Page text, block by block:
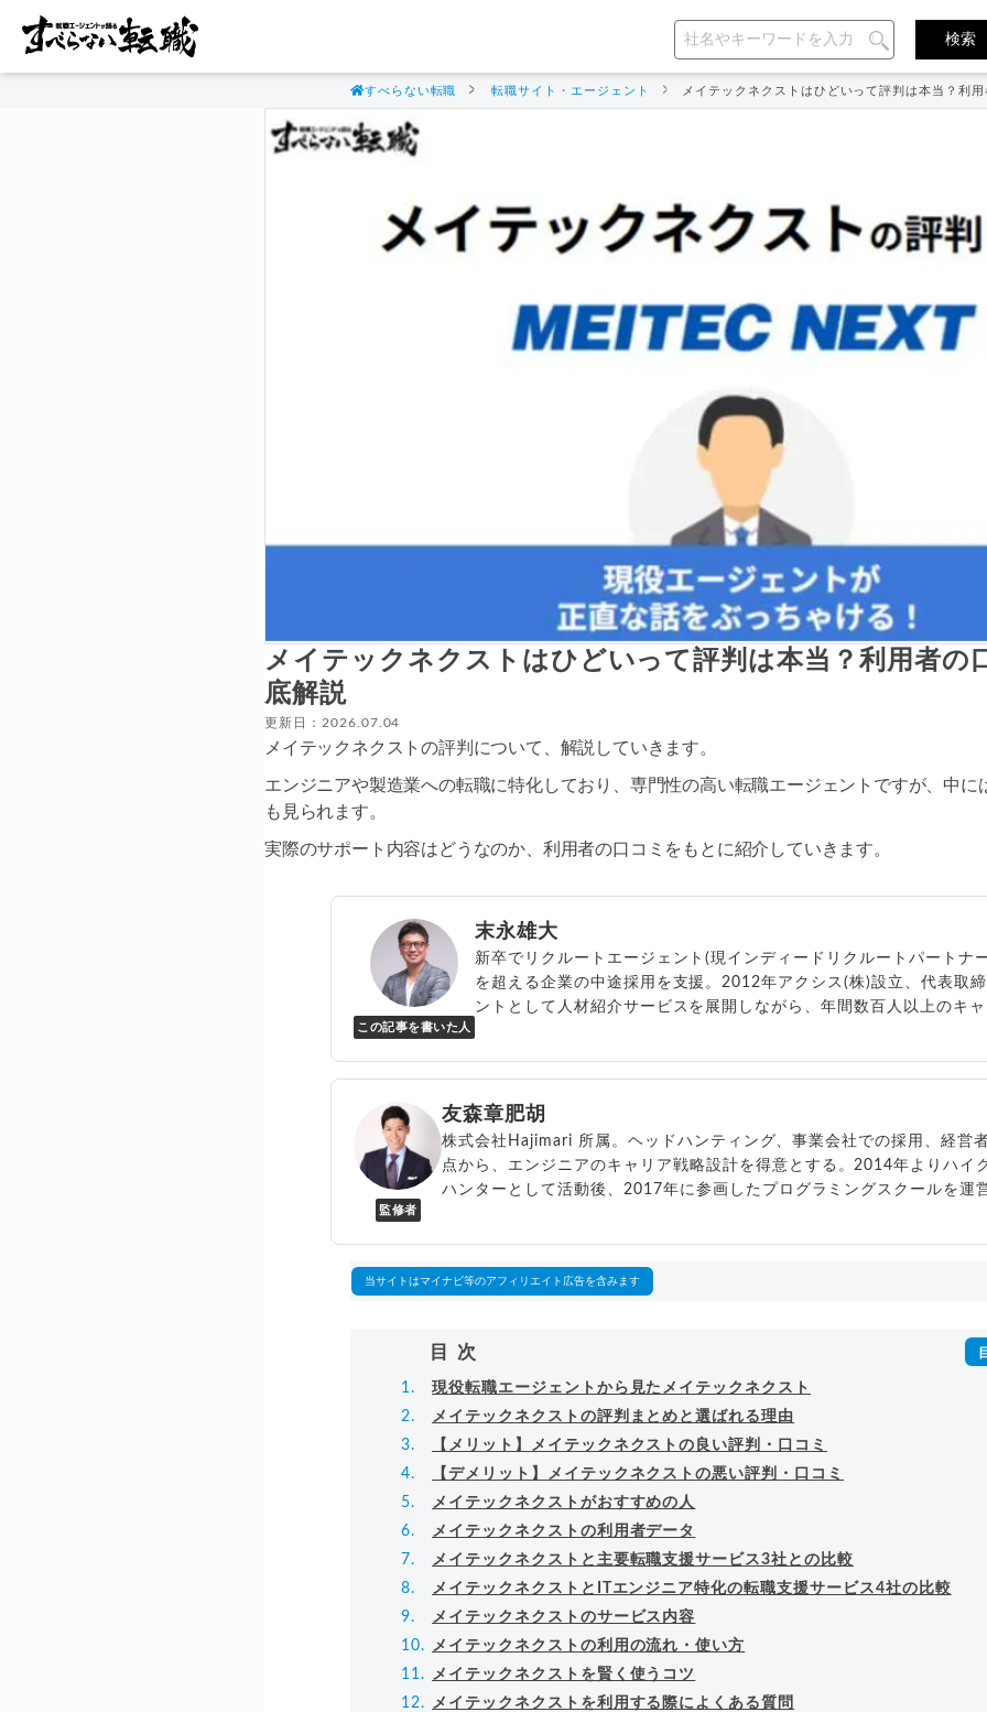
すべらない転職 転職サイト・エージェント メイテックネクストはひどいって評判は本当？利
メイテックネクストはひどいって評判は本当？利用者の
底解説
更新日：2026.07.04
メイテックネクストの評判について、解説していきます。
エンジニアや製造業への転職に特化しており、専門性の高い転職エージェントですが、中に
も見られます。
実際のサポート内容はどうなのか、利用者の口コミをもとに紹介していきます。
この記事を書いた人
末永雄大
新卒でリクルートエージェント(現インディードリクルートパートナ
を超える企業の中途採用を支援。2012年アクシス(株)設立、代表取
ントとして人材紹介サービスを展開しながら、年間数百人以上のキ
▸詳細プロフィール（amazon）
監修者
友森章肥胡
株式会社Hajimari 所属。ヘッドハンティング、事業会社での採用、経営
点から、エンジニアのキャリア戦略設計を得意とする。2014年よりハイ
ハンターとして活動後、2017年に参画したプログラミングスクールを運
当サイトはマイナビ等のアフィリエイト広告を含みます
目次
現役転職エージェントから見たメイテックネクスト
メイテックネクストの評判まとめと選ばれる理由
【メリット】メイテックネクストの良い評判・口コミ
【デメリット】メイテックネクストの悪い評判・口コミ
メイテックネクストがおすすめの人
メイテックネクストの利用者データ
メイテックネクストと主要転職支援サービス3社との比較
メイテックネクストとITエンジニア特化の転職支援サービス4社の比較
メイテックネクストのサービス内容
メイテックネクストの利用の流れ・使い方
メイテックネクストを賢く使うコツ
メイテックネクストを利用する際によくある質問